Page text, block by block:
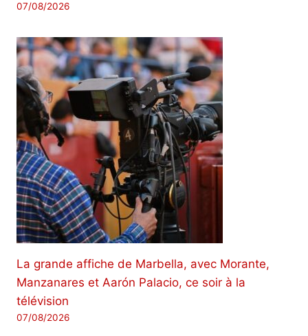
07/08/2026
La grande affiche de Marbella, avec Morante,
Manzanares et Aarón Palacio, ce soir à la
télévision
07/08/2026